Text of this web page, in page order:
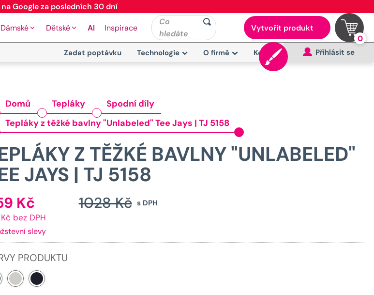
na Google za posledních 30 dní
Dámské Dětské AI Inspirace
Co
hledáte
Vytvořit produkt
0
Zadat poptávku Technologie O firmě Kontakt Přihlásit se
Domů Tepláky
Spodní díly
Tepláky z těžké bavlny "Unlabeled" Tee Jays | TJ 5158
Z TĚŽKÉ BAVLNY "UNLABELED"
JAYS | TJ 5158
s DPH
1028Kč
Původní
1028 Kč.
KčAktuální
cena
je:
bez DPH
slevy
PRODUKTU